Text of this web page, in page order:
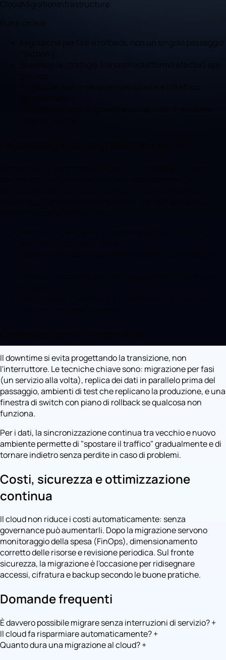
CloudMigration Infrastructure
Punti chiave
Migrazione per fasi e rollback, non un singolo passaggio
Il downtime si evita progettando la transizione, non
l'interruttore. Le tecniche chiave sono: migrazione per fasi
(un servizio alla volta), replica dei dati in parallelo prima del
passaggio, ambienti di test che replicano la produzione, e una
finestra di switch con piano di rollback se qualcosa non
funziona.
Per i dati, la sincronizzazione continua tra vecchio e nuovo
ambiente permette di "spostare il traffico" gradualmente e di
tornare indietro senza perdite in caso di problemi.
Costi, sicurezza e ottimizzazione
continua
Il cloud non riduce i costi automaticamente: senza
governance può aumentarli. Dopo la migrazione servono
monitoraggio della spesa (FinOps), dimensionamento
corretto delle risorse e revisione periodica. Sul fronte
sicurezza, la migrazione è l'occasione per ridisegnare
accessi, cifratura e backup secondo le buone pratiche.
Domande frequenti
È davvero possibile migrare senza interruzioni di servizio?+
Il cloud fa risparmiare automaticamente?+
Quanto dura una migrazione al cloud?+